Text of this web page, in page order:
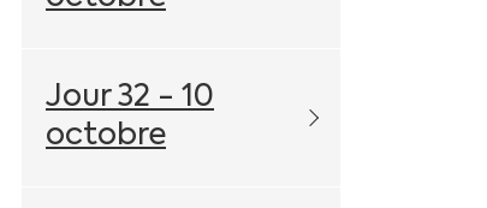
Jour 32 - 10
octobre